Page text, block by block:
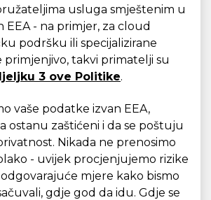
usluga smještenim u
EEA - na primjer, za cloud
podršku ili specijalizirane
primjenjivo, takvi primatelji su
3 ove Politike.
vaše podatke izvan EEA,
ostanu zaštićeni i da se poštuju
Nikada ne prenosimo
- uvijek procjenjujemo rizike
mjere kako bismo
gdje god da idu. Gdje se